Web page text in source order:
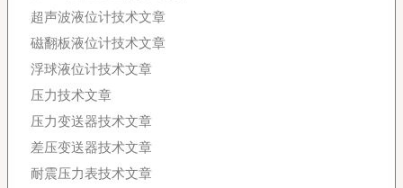
超声波液位计技术文章
磁翻板液位计技术文章
浮球液位计技术文章
压力技术文章
压力变送器技术文章
差压变送器技术文章
耐震压力表技术文章